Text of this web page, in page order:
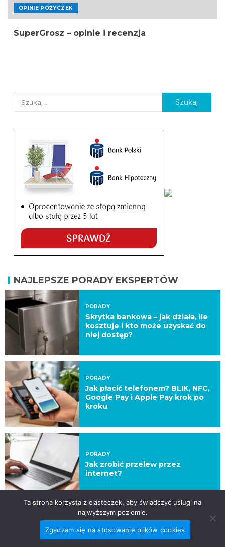
OPINIE POŻYCZEK
SuperGrosz – opinie i recenzja
NAJLEPSZE PORADY EKSPERTÓW
PORADY
Skrytka bankowa – jak działa, ile
kosztuje i kto może uzyskać do
niej dostęp?
PORADY
Jak płacić telefonem? BLIK, NFC,
Google Pay i Apple Pay krok po
kroku
PORADY
Jak zrobić przelew przez
internet?
PORADY
Kredyt studencki – co to jest?
Jak go dostać? Jak wygląda
Ta strona korzysta z ciasteczek, aby świadczyć usługi na
najwyższym poziomie.
Zgadzam się na stosowanie plików cookies